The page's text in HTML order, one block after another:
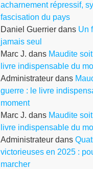
acharnement répressif,
fascisation du pays
Daniel Guerrier dans Un
jamais seul
Marc J. dans Maudite
livre indispensable du
Administrateur dans
guerre : le livre
moment
Marc J. dans Maudite
livre indispensable du
Administrateur dans
victorieuses en 2025 :
marcher